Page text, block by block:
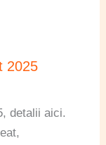
2025
detalii aici.